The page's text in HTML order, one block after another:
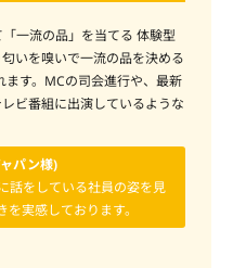
一流の品」を当てる 体験型
いを嗅いで一流の品を決める
す。MCの司会進行や、最新
ビ番組に出演しているような
パン様)
話をしている社員の姿を見
実感しております。